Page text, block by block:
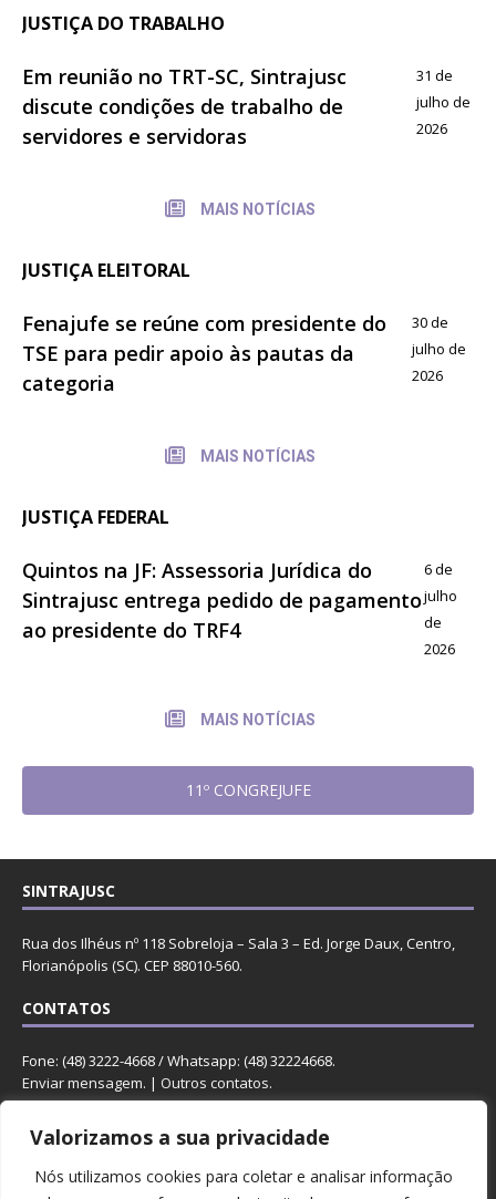
Valorizamos a sua privacidade
Nós utilizamos cookies para coletar e analisar informação
JUSTIÇA DO TRABALHO
Em reunião no TRT-SC, Sintrajusc
discute condições de trabalho de
servidores e servidoras
31 de
julho de
2026
MAIS NOTÍCIAS
JUSTIÇA ELEITORAL
Fenajufe se reúne com presidente do
TSE para pedir apoio às pautas da
categoria
30 de
julho de
2026
MAIS NOTÍCIAS
JUSTIÇA FEDERAL
Quintos na JF: Assessoria Jurídica do
Sintrajusc entrega pedido de pagamento
ao presidente do TRF4
6 de
julho
de
2026
MAIS NOTÍCIAS
11º CONGREJUFE
SINTRAJUSC
Rua dos Ilhéus nº 118 Sobreloja – Sala 3 – Ed. Jorge Daux, Centro,
Florianópolis (SC). CEP 88010-560.
CONTATOS
Fone: (48) 3222-4668 / Whatsapp: (48) 32224668.
Enviar mensagem. | Outros contatos.
REDES